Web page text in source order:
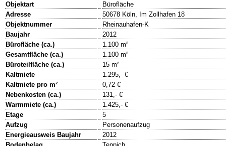
Objektart
Bürofläche
Adresse
50678 Köln, Im Zollhafen 18
Objektnummer
Rheinauhafen-K
Baujahr
2012
Bürofläche (ca.)
1.100 m²
Gesamtfläche (ca.)
1.100 m²
Büroteilfläche (ca.)
15 m²
Kaltmiete
1.295,- €
Kaltmiete pro m²
0,72 €
Nebenkosten (ca.)
131,- €
Warmmiete (ca.)
1.425,- €
Etage
5
Aufzug
Personenaufzug
Energieausweis Baujahr
2012